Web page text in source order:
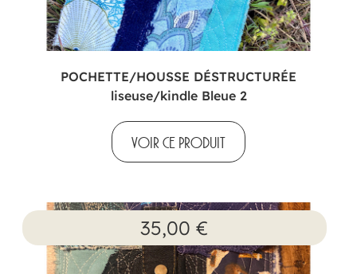
POCHETTE/HOUSSE DÉSTRUCTURÉE
liseuse/kindle Bleue 2
VOIR CE PRODUIT
35,00 €